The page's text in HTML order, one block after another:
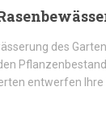
des
entwerfen